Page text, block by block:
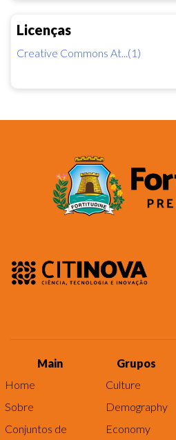
Licenças
Creative Commons At...(1)
Main
Home
Sobre
Conjuntos de
Grupos
Culture
Demography
Economy